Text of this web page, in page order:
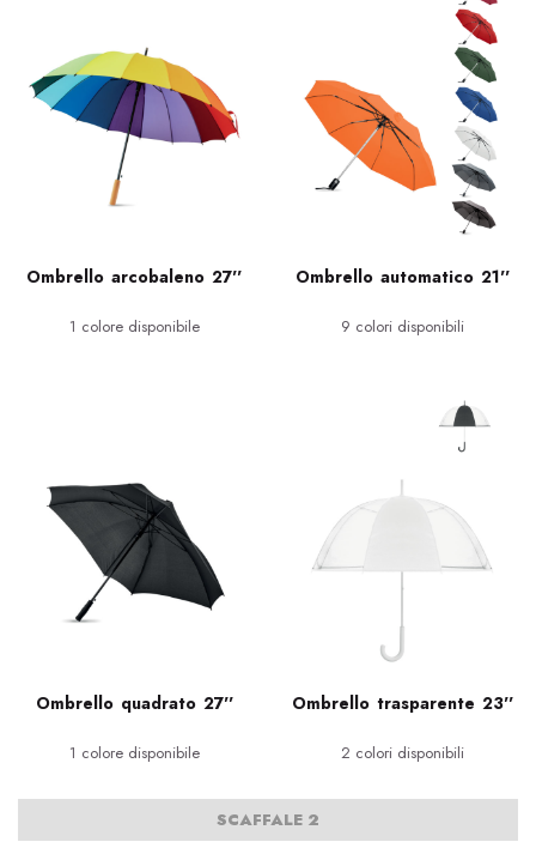
Ombrello arcobaleno 27''
1 colore disponibile
Ombrello automatico 21''
9 colori disponibili
Ombrello quadrato 27''
1 colore disponibile
Ombrello trasparente 23''
2 colori disponibili
SCAFFALE 2